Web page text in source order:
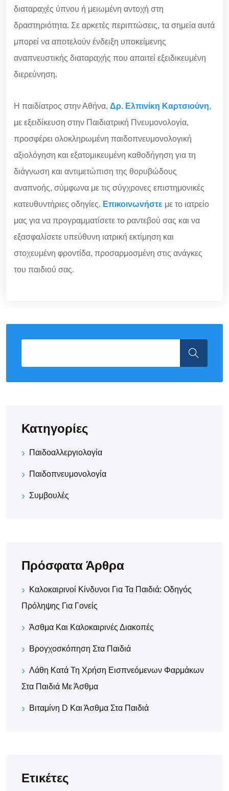
διαταραχές ύπνου ή μειωμένη αντοχή στη
δραστηριότητα. Σε αρκετές περιπτώσεις, τα σημεία αυτά
μπορεί να αποτελούν ένδειξη υποκείμενης
αναπνευστικής διαταραχής που απαιτεί εξειδικευμένη
διερεύνηση.
Η παιδίατρος στην Αθήνα, Δρ. Ελπινίκη Καρτσιούνη,
με εξειδίκευση στην Παιδιατρική Πνευμονολογία,
προσφέρει ολοκληρωμένη παιδοπνευμονολογική
αξιολόγηση και εξατομικευμένη καθοδήγηση για τη
διάγνωση και αντιμετώπιση της θορυβώδους
αναπνοής, σύμφωνα με τις σύγχρονες επιστημονικές
κατευθυντήριες οδηγίες. Επικοινωνήστε με το ιατρείο
μας για να προγραμματίσετε το ραντεβού σας και να
εξασφαλίσετε υπεύθυνη ιατρική εκτίμηση και
στοχευμένη φροντίδα, προσαρμοσμένη στις ανάγκες
του παιδιού σας.
Κατηγορίες
Παιδοαλλεργιολογία
Παιδοπνευμονολογία
Συμβουλές
Πρόσφατα Άρθρα
Καλοκαιρινοί Κίνδυνοι Για Τα Παιδιά: Οδηγός
Πρόληψης Για Γονείς
Άσθμα Και Καλοκαιρινές Διακοπές
Βρογχοσκόπηση Στα Παιδιά
Λάθη Κατά Τη Χρήση Εισπνεόμενων Φαρμάκων
Στα Παιδιά Με Άσθμα
Βιταμίνη D Και Άσθμα Στα Παιδιά
Ετικέτες